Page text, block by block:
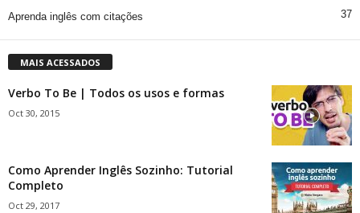
Aprenda inglês com citações 37
MAIS ACESSADOS
Verbo To Be | Todos os usos e formas
Oct 30, 2015
Como Aprender Inglês Sozinho: Tutorial
Completo
Oct 29, 2017